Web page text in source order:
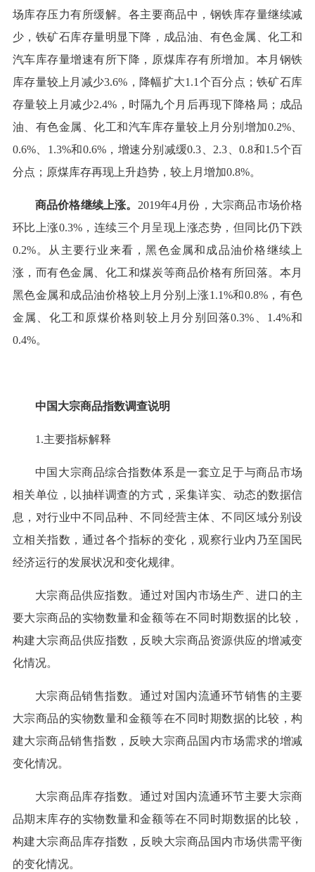
场库存压力有所缓解。各主要商品中，钢铁库存量继续减
少，铁矿石库存量明显下降，成品油、有色金属、化工和
汽车库存量增速有所下降，原煤库存有所增加。本月钢铁
库存量较上月减少3.6%，降幅扩大1.1个百分点；铁矿石库
存量较上月减少2.4%，时隔九个月后再现下降格局；成品
油、有色金属、化工和汽车库存量较上月分别增加0.2%、
0.6%、1.3%和0.6%，增速分别减缓0.3、2.3、0.8和1.5个百
分点；原煤库存再现上升趋势，较上月增加0.8%。
商品价格继续上涨。 2019年4月份，大宗商品市场价格
环比上涨0.3%，连续三个月呈现上涨态势，但同比仍下跌
0.2%。从主要行业来看，黑色金属和成品油价格继续上
涨，而有色金属、化工和煤炭等商品价格有所回落。本月
黑色金属和成品油价格较上月分别上涨1.1%和0.8%，有色
金属、化工和原煤价格则较上月分别回落0.3%、1.4%和
0.4%。
中国大宗商品指数调查说明
1.主要指标解释
中国大宗商品综合指数体系是一套立足于与商品市场
相关单位，以抽样调查的方式，采集详实、动态的数据信
息，对行业中不同品种、不同经营主体、不同区域分别设
立相关指数，通过各个指标的变化，观察行业内乃至国民
经济运行的发展状况和变化规律。
大宗商品供应指数。通过对国内市场生产、进口的主
要大宗商品的实物数量和金额等在不同时期数据的比较，
构建大宗商品供应指数，反映大宗商品资源供应的增减变
化情况。
大宗商品销售指数。通过对国内流通环节销售的主要
大宗商品的实物数量和金额等在不同时期数据的比较，构
建大宗商品销售指数，反映大宗商品国内市场需求的增减
变化情况。
大宗商品库存指数。通过对国内流通环节主要大宗商
品期末库存的实物数量和金额等在不同时期数据的比较，
构建大宗商品库存指数，反映大宗商品国内市场供需平衡
的变化情况。